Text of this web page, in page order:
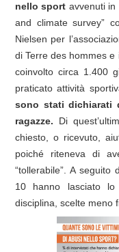
nello sport avvenuti in
and climate survey”
Nielsen per
di Terre des hommes e
coinvolto circa 1.400
praticato attività
sono stati dichiarati
ragazze. Di
chiesto, o ricevuto,
poiché riteneva di
“tollerabile”. A
10 hanno lasciato
disciplina, scelte meno